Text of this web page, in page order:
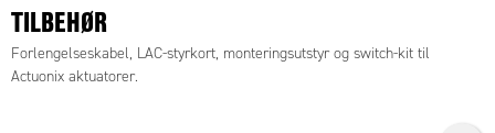
TILBEHØR
Forlengelseskabel, LAC-styrkort, monteringsutstyr og switch-kit til
Actuonix aktuatorer.